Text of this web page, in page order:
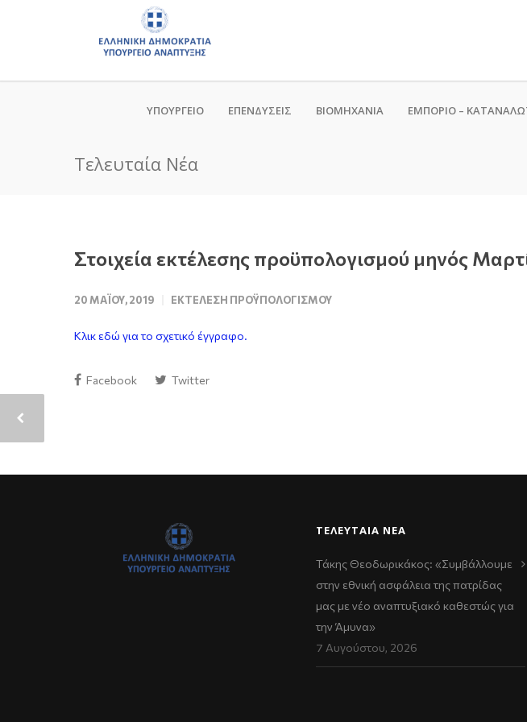
ΥΠΟΥΡΓΕΙΟ ΕΠΕΝΔΥΣΕΙΣ ΒΙΟΜΗΧΑΝΙΑ ΕΜΠΟΡΙΟ –
Τελευταία Νέα
Στοιχεία εκτέλεσης προϋπολογισμού μηνός
20 ΜΑΪ́ΟΥ, 2019 ΕΚΤΈΛΕΣΗ ΠΡΟΫΠΟΛΟΓΙΣΜΟΎ
Κλικ εδώ για το σχετικό έγγραφο.
Facebook Twitter
ΤΕΛΕΥΤΑΊΑ ΝΈΑ
Τάκης Θεοδωρικάκος: «Συμβάλλουμε
στην εθνική ασφάλεια της πατρίδας
μας με νέο αναπτυξιακό καθεστώς για
την Άμυνα»
7 Αυγούστου, 2026